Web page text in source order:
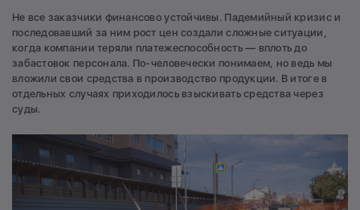
Не все заказчики финансово устойчивы. Падемийный кризис и
последовавший за ним рост цен создали сложные ситуации,
когда компании теряли платежеспособность — вплоть до
забастовок персонала. По-человечески понимаем, но ведь мы
вложили свои средства в производство продукции. В итоге в
отдельных случаях приходилось взыскивать средства через
суды.